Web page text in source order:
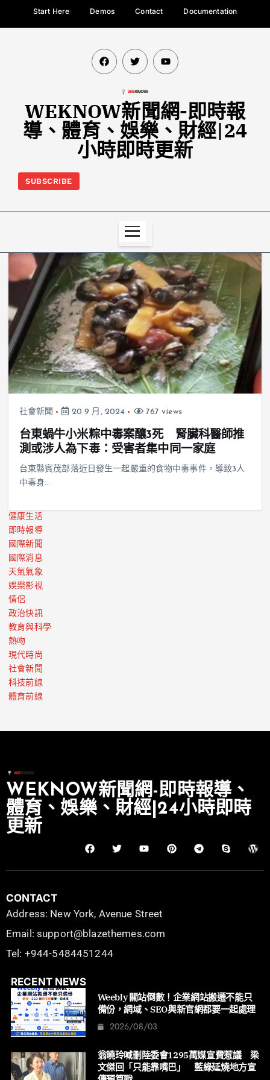
Start Here Demos Contact Documentation
WEKNOW新聞網-即時報
導、體育、娛樂、財經|24
小時即時更新
SUBSCRIBE
社會新聞 20 9 月, 2024 767 views
台東蝸牛小米粽中毒案釀3死 腎臟科醫師推
測或涉人為下毒：受害者集中同一家庭
台東縣賓茂部落近日發生一起嚴重的食物中毒事件，導致3人
中毒身…
健康生活
即時報導
國際新聞
國際消息
天氣氣象
娛樂影視
情侶
政治快訊
教育與科學
熱吻
現代時尚
社會新聞
科技前線
體育前線
WEKNOW新聞網-即時報導、
體育、娛樂、財經|24小時即時
更新
CONTACT
Address: New York, Avenue Street
Email: support@blazethemes.com
Tel: +944-5484451244
RECENT NEWS
Weebly 關站倒數！企業網站搬遷不能只
備份，網域、SEO與新官網都要一起處理
2026/08/03
翁曉玲喊刪陸委會1295萬媒宣費惹議 梁
文傑回「只能靠嘴巴」 藍綠延燒地方宣